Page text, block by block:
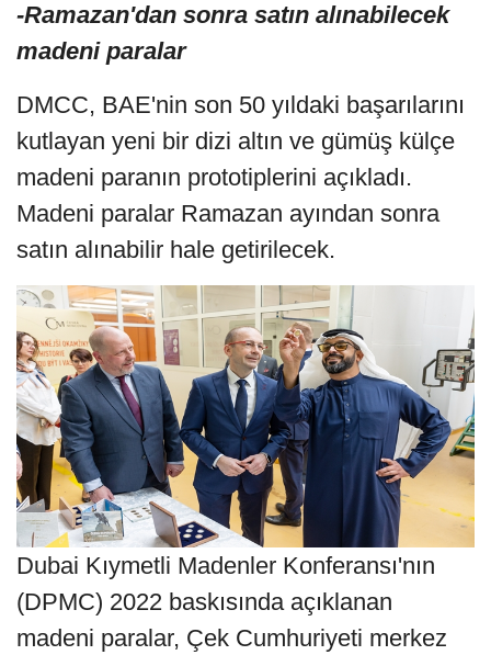
-Ramazan'dan sonra satın alınabilecek
madeni paralar
DMCC, BAE'nin son 50 yıldaki başarılarını
kutlayan yeni bir dizi altın ve gümüş külçe
madeni paranın prototiplerini açıkladı.
Madeni paralar Ramazan ayından sonra
satın alınabilir hale getirilecek.
Dubai Kıymetli Madenler Konferansı'nın
(DPMC) 2022 baskısında açıklanan
madeni paralar, Çek Cumhuriyeti merkez